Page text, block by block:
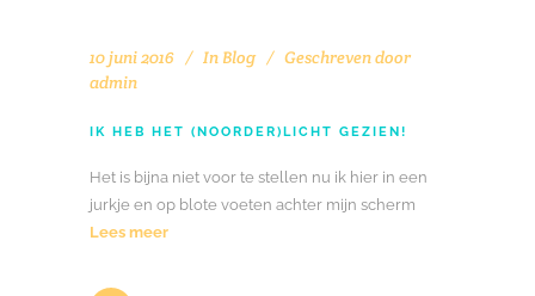
10 juni 2016 In Blog
Geschreven door
admin
IK HEB HET (NOORDER)LICHT GEZIEN!
Het is bijna niet voor te stellen nu ik hier in een
jurkje en op blote voeten achter mijn scherm
Lees meer